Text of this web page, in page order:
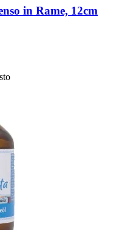
in Rame, 12cm